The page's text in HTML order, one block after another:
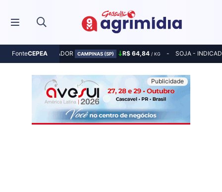
FonteCEPEA
MILHO - INDICADOR CAMPINAS (SP) R$ 64,84 / KG SOJA -